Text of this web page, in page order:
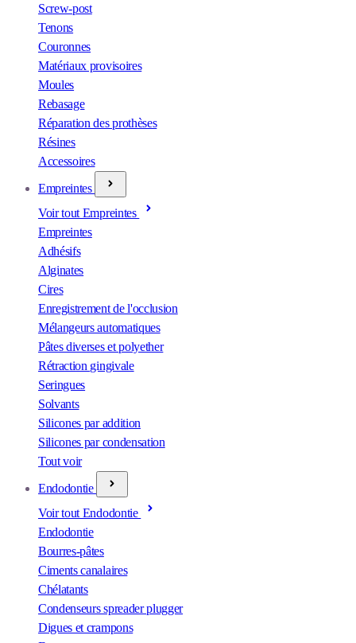
Screw-post
Tenons
Couronnes
Matériaux provisoires
Moules
Rebasage
Réparation des prothèses
Résines
Accessoires
Empreintes
Voir tout Empreintes
Empreintes
Adhésifs
Alginates
Cires
Enregistrement de l'occlusion
Mélangeurs automatiques
Pâtes diverses et polyether
Rétraction gingivale
Seringues
Solvants
Silicones par addition
Silicones par condensation
Tout voir
Endodontie
Voir tout Endodontie
Endodontie
Bourres-pâtes
Ciments canalaires
Chélatants
Condenseurs spreader plugger
Digues et crampons